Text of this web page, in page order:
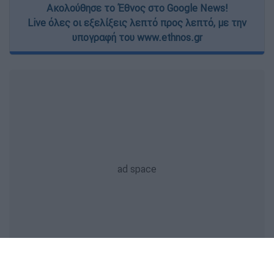
Ακολούθησε το Έθνος στο Google News!
Live όλες οι εξελίξεις λεπτό προς λεπτό, με την
υπογραφή του www.ethnos.gr